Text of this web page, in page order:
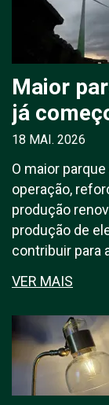
Maior
já
18 MAI. 2026
O maior
operação,
produção
produção de
contribuir para
VER MAIS